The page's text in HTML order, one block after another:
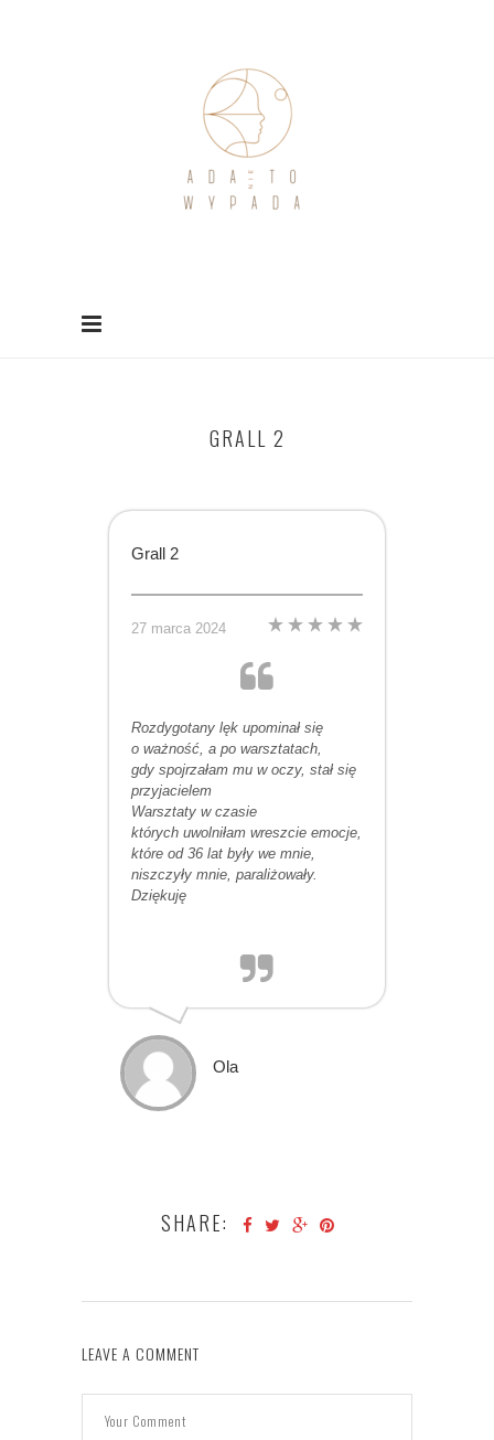
GRALL 2
Grall 2
27 marca 2024
Rozdygotany lęk upominał się
o ważność, a po warsztatach,
gdy spojrzałam mu w oczy, stał się
przyjacielem
Warsztaty w czasie
których uwolniłam wreszcie emocje,
które od 36 lat były we mnie,
niszczyły mnie, paraliżowały.
Dziękuję
Ola
SHARE:
LEAVE A COMMENT